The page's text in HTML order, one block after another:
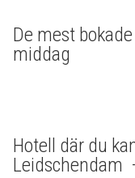
De mest
middag
Hotell där du
Leidschendam